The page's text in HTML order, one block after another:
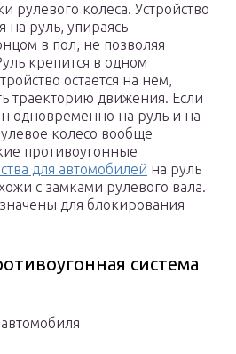
рулевого колеса. Устройство
на руль, упираясь
в пол, не позволяя
крепится в одном
остается на нем,
траекторию движения. Если
одновременно на руль и на
колесо вообще
противоугонные
для автомобилей на руль
с замками рулевого вала.
для блокирования
система
автомобиля